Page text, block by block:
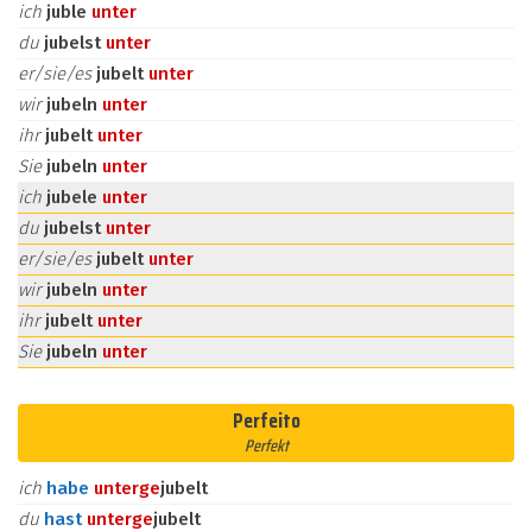
ich juble unter
du jubelst unter
er/sie/es jubelt unter
wirjubeln unter
ihrjubelt unter
Sie jubeln unter
ich jubele unter
du jubelst unter
er/sie/es jubelt unter
wirjubeln unter
ihrjubelt unter
Sie jubeln unter
Perfeito
Perfekt
ich habe untergejubelt
du hast untergejubelt